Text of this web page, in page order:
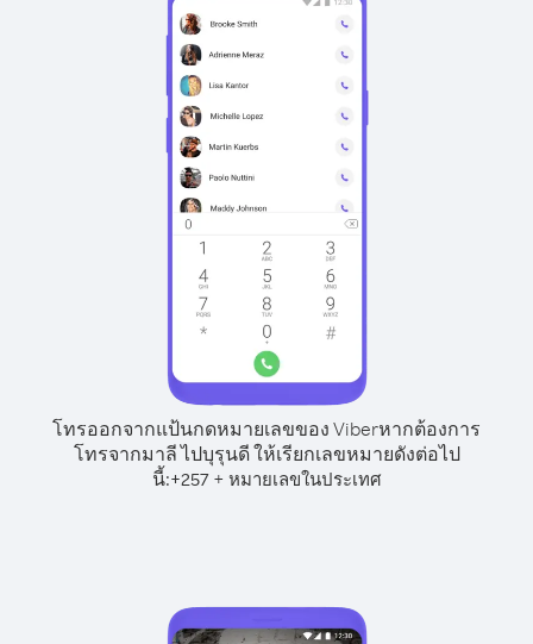
โทรออกจากแป้นกดหมายเลขของ Viberหากต้องการ
โทรจากมาลี ไปบุรุนดี ให้เรียกเลขหมายดังต่อไป
นี้:+257+ หมายเลขในประเทศ